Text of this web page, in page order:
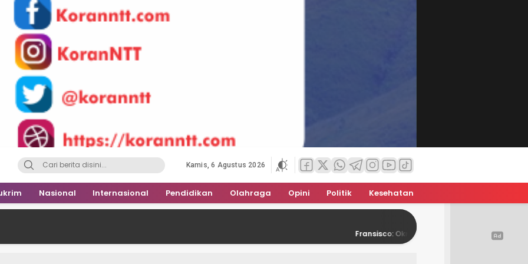
Kamis, 6 Agustus 2026
Nasional Internasional Pendidikan Olahraga Opini Politik Kesehatan
Fransisco: Oknum Jaksa, Pengacara, dan DPRD Kota